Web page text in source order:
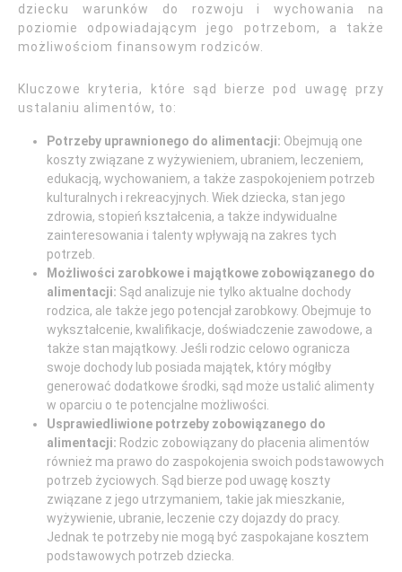
dziecku warunków do rozwoju i wychowania na
poziomie odpowiadającym jego potrzebom, a także
możliwościom finansowym rodziców.
Kluczowe kryteria, które sąd bierze pod uwagę przy
ustalaniu alimentów, to:
Potrzeby uprawnionego do alimentacji: Obejmują one
koszty związane z wyżywieniem, ubraniem, leczeniem,
edukacją, wychowaniem, a także zaspokojeniem potrzeb
kulturalnych i rekreacyjnych. Wiek dziecka, stan jego
zdrowia, stopień kształcenia, a także indywidualne
zainteresowania i talenty wpływają na zakres tych
potrzeb.
Możliwości zarobkowe i majątkowe zobowiązanego do
alimentacji: Sąd analizuje nie tylko aktualne dochody
rodzica, ale także jego potencjał zarobkowy. Obejmuje to
wykształcenie, kwalifikacje, doświadczenie zawodowe, a
także stan majątkowy. Jeśli rodzic celowo ogranicza
swoje dochody lub posiada majątek, który mógłby
generować dodatkowe środki, sąd może ustalić alimenty
w oparciu o te potencjalne możliwości.
Usprawiedliwione potrzeby zobowiązanego do
alimentacji: Rodzic zobowiązany do płacenia alimentów
również ma prawo do zaspokojenia swoich podstawowych
potrzeb życiowych. Sąd bierze pod uwagę koszty
związane z jego utrzymaniem, takie jak mieszkanie,
wyżywienie, ubranie, leczenie czy dojazdy do pracy.
Jednak te potrzeby nie mogą być zaspokajane kosztem
podstawowych potrzeb dziecka.